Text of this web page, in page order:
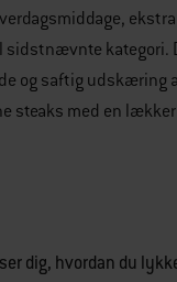
sidstnævnte
og saftig
steaks med en
dig, hvordan du